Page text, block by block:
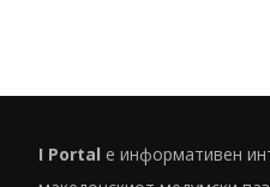
I Portal е информативен